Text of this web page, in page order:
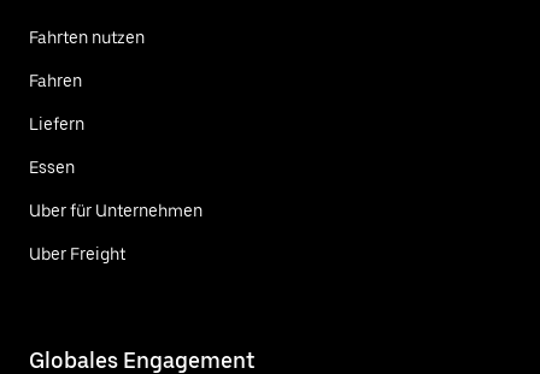
Fahrten nutzen
Fahren
Liefern
Essen
Uber für Unternehmen
Uber Freight
Globales Engagement